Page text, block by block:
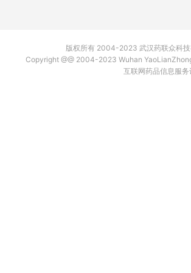
版权所有 2004-2023 武汉药联众科
Copyright @@ 2004-2023 Wuhan
互联网药品信息服